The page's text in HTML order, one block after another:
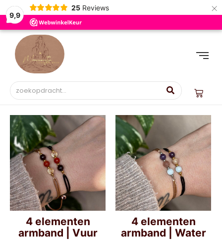
9,9
25 Reviews ×
4 elementen
armband | Vuur
4 elementen
armband | Water